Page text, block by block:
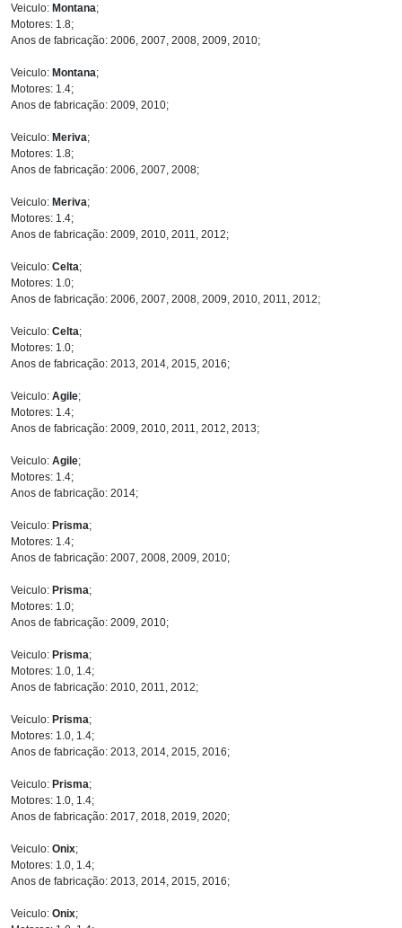
Veiculo: Montana;
Motores: 1.8;
Anos de fabricação: 2006, 2007, 2008, 2009, 2010;
Veiculo: Montana;
Motores: 1.4;
Anos de fabricação: 2009, 2010;
Veiculo: Meriva;
Motores: 1.8;
Anos de fabricação: 2006, 2007, 2008;
Veiculo: Meriva;
Motores: 1.4;
Anos de fabricação: 2009, 2010, 2011, 2012;
Veiculo: Celta;
Motores: 1.0;
Anos de fabricação: 2006, 2007, 2008, 2009, 2010, 2011, 2012;
Veiculo: Celta;
Motores: 1.0;
Anos de fabricação: 2013, 2014, 2015, 2016;
Veiculo: Agile;
Motores: 1.4;
Anos de fabricação: 2009, 2010, 2011, 2012, 2013;
Veiculo: Agile;
Motores: 1.4;
Anos de fabricação: 2014;
Veiculo: Prisma;
Motores: 1.4;
Anos de fabricação: 2007, 2008, 2009, 2010;
Veiculo: Prisma;
Motores: 1.0;
Anos de fabricação: 2009, 2010;
Veiculo: Prisma;
Motores: 1.0, 1.4;
Anos de fabricação: 2010, 2011, 2012;
Veiculo: Prisma;
Motores: 1.0, 1.4;
Anos de fabricação: 2013, 2014, 2015, 2016;
Veiculo: Prisma;
Motores: 1.0, 1.4;
Anos de fabricação: 2017, 2018, 2019, 2020;
Veiculo: Onix;
Motores: 1.0, 1.4;
Anos de fabricação: 2013, 2014, 2015, 2016;
Veiculo: Onix;